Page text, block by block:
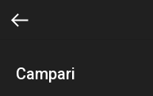
Campari